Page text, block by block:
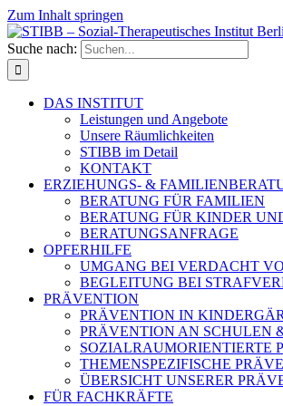
Zum Inhalt springen
Suche nach:
DAS INSTITUT
Leistungen und Angebote
Unsere Räumlichkeiten
STIBB im Detail
KONTAKT
ERZIEHUNGS- &
BERATUNG FÜR FAMILIEN
BERATUNG FÜR KINDER
BERATUNGSANFRAGE
OPFERHILFE
UMGANG BEI VERDACHT
BEGLEITUNG BEI
PRÄVENTION
PRÄVENTION IN
PRÄVENTION AN SCHULEN
SOZIALRAUMORIENTIERTE
THEMENSPEZIFISCHE
ÜBERSICHT UNSERER
FÜR FACHKRÄFTE